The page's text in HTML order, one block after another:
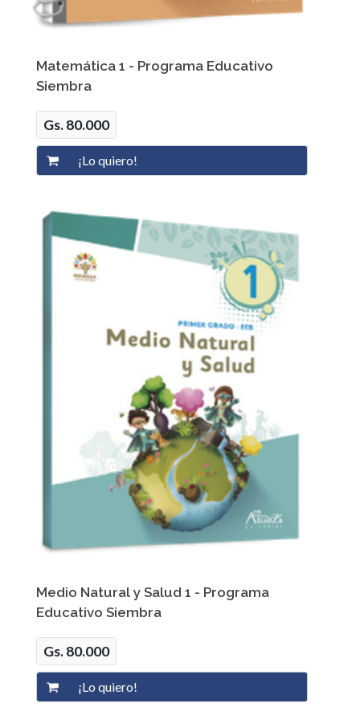
Matemática 1 - Programa Educativo
Siembra
Gs. 80.000
Medio Natural y Salud 1 - Programa
Educativo Siembra
Gs. 80.000